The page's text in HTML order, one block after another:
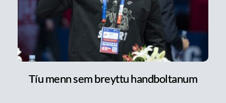
Tíu menn sem breyttu handboltanum